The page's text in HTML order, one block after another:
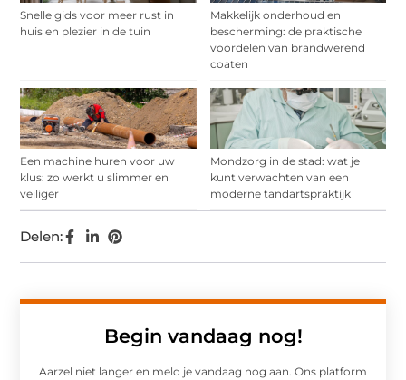
Snelle gids voor meer rust in
huis en plezier in de tuin
Makkelijk onderhoud en
bescherming: de praktische
voordelen van brandwerend
coaten
Een machine huren voor uw
klus: zo werkt u slimmer en
veiliger
Mondzorg in de stad: wat je
kunt verwachten van een
moderne tandartspraktijk
Begin vandaag nog!
Aarzel niet langer en meld je vandaag nog aan. Ons platform
Delen: